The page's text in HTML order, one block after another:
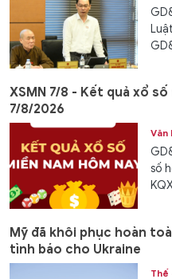
XSMN 7/8 - Kết quả xổ
7/8/2026
Văn
số
Mỹ đã khôi phục hoàn
tình báo cho Ukraine
Thế